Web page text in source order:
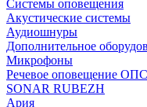
Системы оповещения
Акустические системы
Аудиошнуры
Дополнительное
Микрофоны
Речевое оповещение ОПС
SONAR RUBEZH
Ария